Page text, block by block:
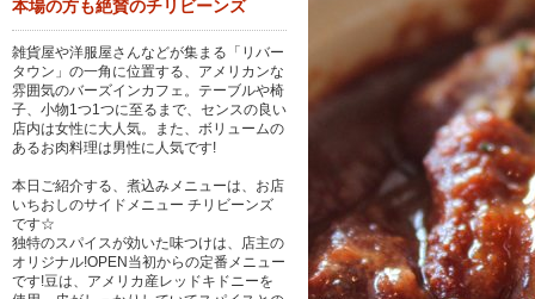
本場の方も絶賛のチリビーンズ
雑貨屋や洋服屋さんなどが集まる「リバー
タウン」の一角に位置する、アメリカンな
雰囲気のバーズインカフェ。テーブルや椅
子、小物1つ1つに至るまで、センスの良い
店内は女性に大人気。また、ボリュームの
あるお肉料理は男性に人気です!
本日ご紹介する、煮込みメニューは、お店
いちおしのサイドメニュー チリビーンズ
です☆
独特のスパイスが効いた味つけは、店主の
オリジナル!OPEN当初からの定番メニュー
です!豆は、アメリカ産レッドキドニーを